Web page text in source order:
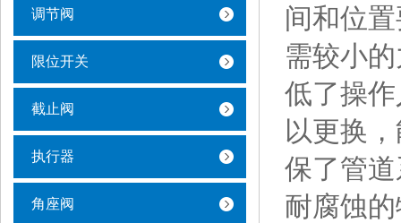
间和位
需较小
低了操
以更换
保了管
耐腐蚀
调节阀
限位开关
截止阀
执行器
角座阀